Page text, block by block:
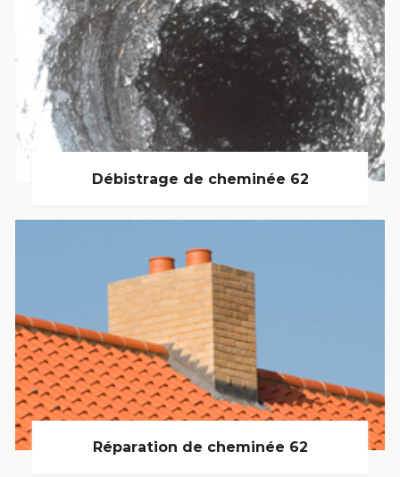
Débistrage de cheminée 62
Réparation de cheminée 62